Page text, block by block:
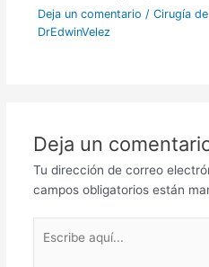
Deja un comentario / Cirugía
DrEdwinVelez
Deja un
Tu dirección de correo
campos obligatorios están
aquí...